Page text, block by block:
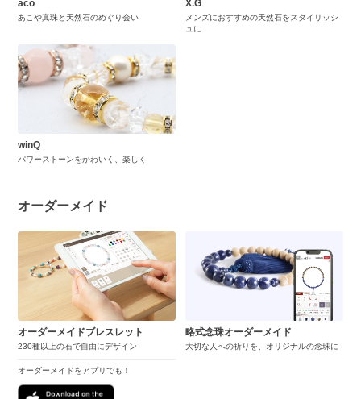
aco
あこや真珠と天然石のめぐり会い
X.G
メンズにおすすめの天然石をスタイリッシ
ュに
winQ
パワーストーンをかわいく、楽しく
オーダーメイド
オーダーメイドブレスレット
230種以上の石で自由にデザイン
オーダーメイドをアプリでも！
略式念珠オーダーメイド
大切な人への祈りを、オリジナルの念珠に